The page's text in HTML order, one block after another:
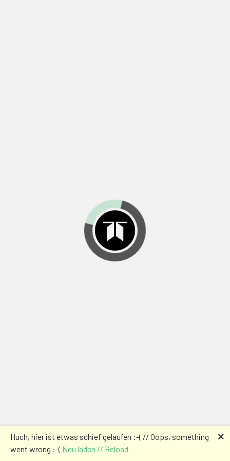
Huch, hier ist etwas schief gelaufen :-( // Oops, something
went wrong :-( Neu laden // Reload
🗙